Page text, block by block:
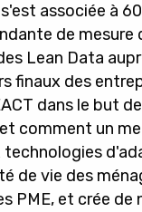
s'est associée à
de mesure
Lean Data
finaux des
dans le but
comment un
technologies
de vie des
PME, et crée de